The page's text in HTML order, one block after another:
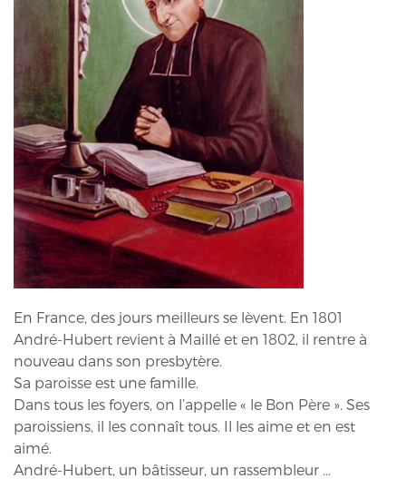
En France, des jours meilleurs se lèvent. En 1801
André-Hubert revient à Maillé et en 1802, il rentre à
nouveau dans son presbytère.
Sa paroisse est une famille.
Dans tous les foyers, on l’appelle « le Bon Père ». Ses
paroissiens, il les connaît tous. Il les aime et en est
aimé.
André-Hubert, un bâtisseur, un rassembleur …